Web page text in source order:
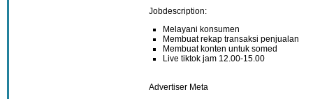
Jobdescription:
Melayani konsumen
Membuat rekap transaksi penjualan
Membuat konten untuk somed
Live tiktok jam 12.00-15.00
Advertiser Meta